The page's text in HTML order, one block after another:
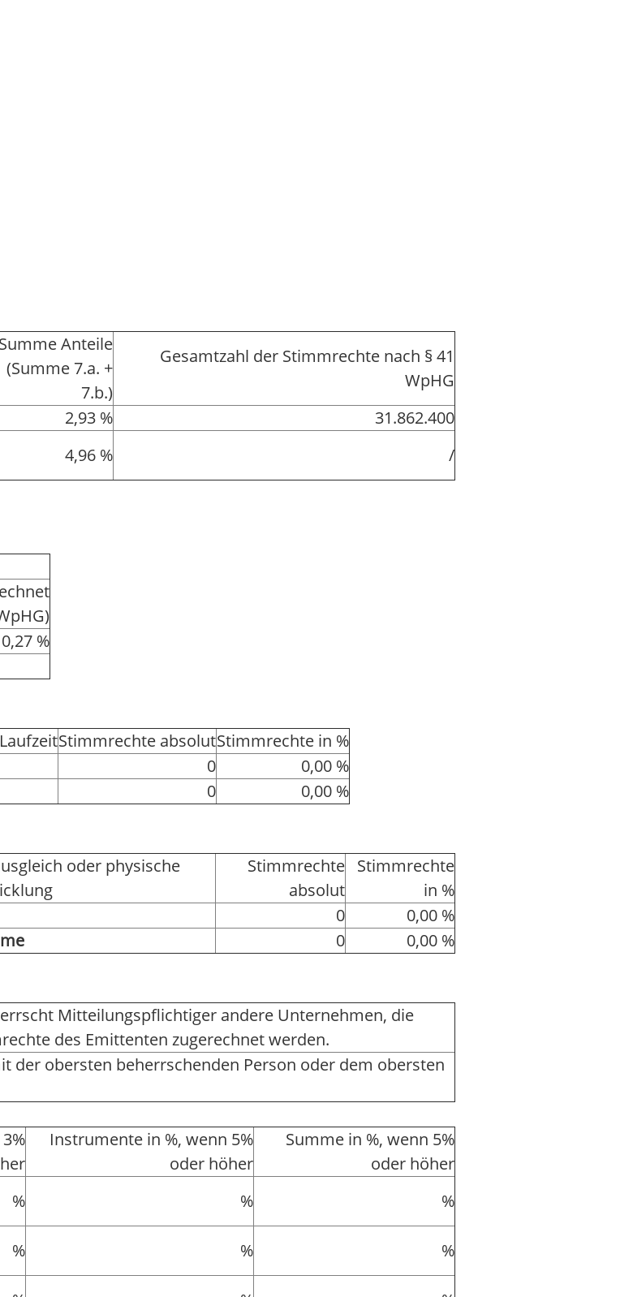
Summe Anteile
(Summe 7.a. +
7.b.)
Gesamtzahl der Stimmrechte nach § 41
WpHG
2,93 %
31.862.400
4,96 % /
0,27 %
Stimmrechte absolutStimmrechte in %
0
0,00 %
0 0,00 %
oder physische
Stimmrechte
absolut
Stimmrechte
in %
0
0,00 %
0 0,00 %
Mitteilungspflichtiger andere Unternehmen, die
des Emittenten zugerechnet werden.
der obersten beherrschenden Person oder dem obersten
Instrumente in %, wenn 5%
oder höher
Summe in %, wenn 5%
oder höher
% %
%
% %
%